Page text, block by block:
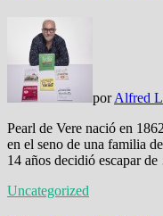
porAlfred
Pearl de Vere nació en
en el seno de una familia
14 años decidió escapar
Uncategorized